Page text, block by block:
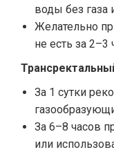
воды без газа
Желательно
не есть за
За 1 сутки
За 6–8 часов
или